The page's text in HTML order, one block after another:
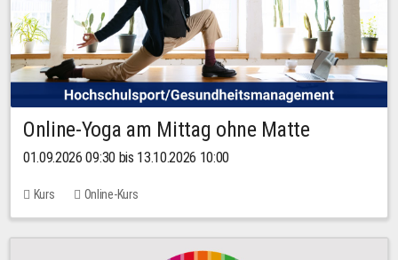
Online-Yoga am Mittag ohne Matte
01.09.2026 09:30 bis 13.10.2026 10:00
Kurs Online-Kurs